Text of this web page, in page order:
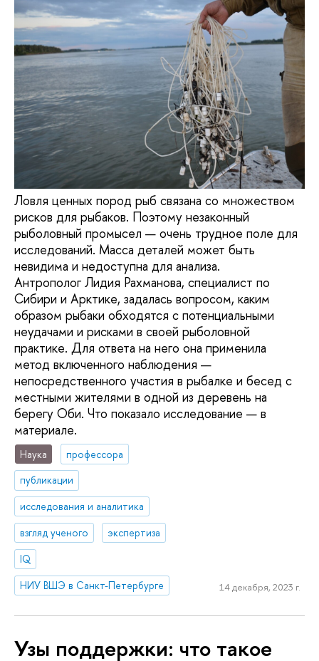
Ловля ценных пород рыб связана со множеством
рисков для рыбаков. Поэтому незаконный
рыболовный промысел — очень трудное поле для
исследований. Масса деталей может быть
невидима и недоступна для анализа.
Антрополог Лидия Рахманова, специалист по
Сибири и Арктике, задалась вопросом, каким
образом рыбаки обходятся с потенциальными
неудачами и рисками в своей рыболовной
практике. Для ответа на него она применила
метод включенного наблюдения —
непосредственного участия в рыбалке и бесед с
местными жителями в одной из деревень на
берегу Оби. Что показало исследование — в
материале.
Наука
профессора
публикации
исследования и аналитика
взгляд ученого
экспертиза
IQ
НИУ ВШЭ в Санкт-Петербурге
14 декабря, 2023 г.
Узы поддержки: что такое